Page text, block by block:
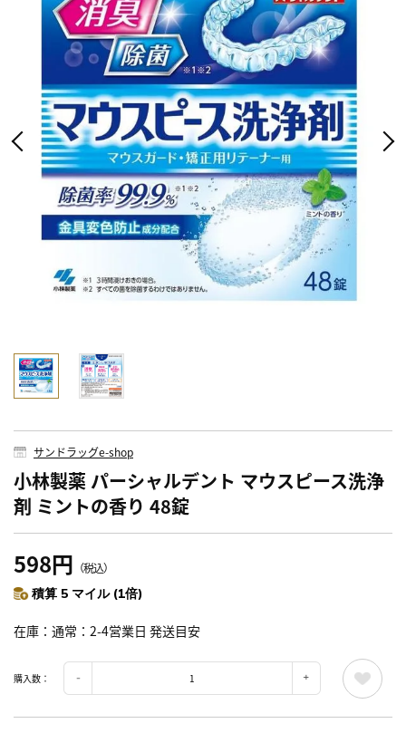
サンドラッグe-shop
小林製薬 パーシャルデント マウスピース洗浄
剤 ミントの香り 48錠
598円 （税込）
積算 5 マイル (1倍)
在庫 通常：2-4営業日 発送目安
購入数：